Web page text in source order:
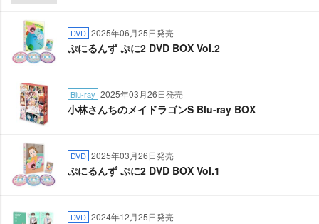
DVD 2025年06月25日発売
ぷにるんず ぷに2 DVD BOX Vol.2
Blu-ray 2025年03月26日発売
小林さんちのメイドラゴンS Blu-ray BOX
DVD 2025年03月26日発売
ぷにるんず ぷに2 DVD BOX Vol.1
DVD 2024年12月25日発売